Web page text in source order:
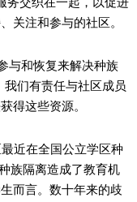
关注和参与的社区。
与和恢复来解决种族
们有责任与社区成员
得这些资源。
近在全国公立学区种
族隔离造成了教育机
而言。数十年来的歧